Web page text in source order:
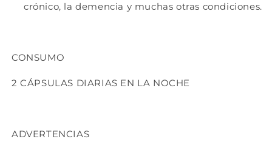
crónico, la demencia y muchas otras condiciones.
CONSUMO
2 CÁPSULAS DIARIAS EN LA NOCHE
ADVERTENCIAS